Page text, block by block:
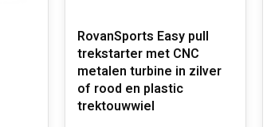
RovanSports Easy pull
trekstarter met CNC
metalen turbine in zilver
of rood en plastic
trektouwwiel